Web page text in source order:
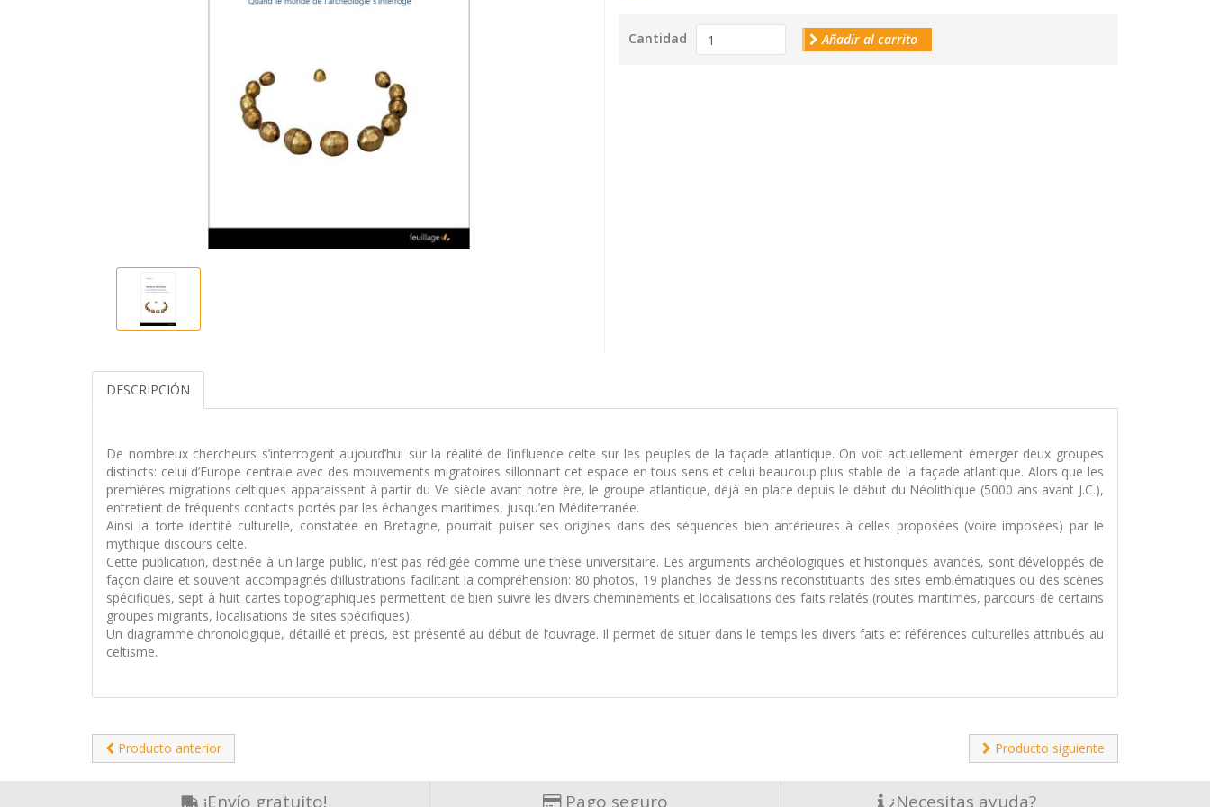
Cantidad Añadir al carrito
DESCRIPCIÓN
De nombreux chercheurs s’interrogent aujourd’hui sur la réalité de l’influence celte sur les peuples de la façade atlantique. On voit actuellement émerger deux groupes
distincts: celui d’Europe centrale avec des mouvements migratoires sillonnant cet espace en tous sens et celui beaucoup plus stable de la façade atlantique. Alors que les
premières migrations celtiques apparaissent à partir du Ve siècle avant notre ère, le groupe atlantique, déjà en place depuis le début du Néolithique (5000 ans avant J.C.),
entretient de fréquents contacts portés par les échanges maritimes, jusqu’en Méditerranée.
Ainsi la forte identité culturelle, constatée en Bretagne, pourrait puiser ses origines dans des séquences bien antérieures à celles proposées (voire imposées) par le
mythique discours celte.
Cette publication, destinée à un large public, n’est pas rédigée comme une thèse universitaire. Les arguments archéologiques et historiques avancés, sont développés de
façon claire et souvent accompagnés d’illustrations facilitant la compréhension: 80 photos, 19 planches de dessins reconstituants des sites emblématiques ou des scènes
spécifiques, sept à huit cartes topographiques permettent de bien suivre les divers cheminements et localisations des faits relatés (routes maritimes, parcours de certains
groupes migrants, localisations de sites spécifiques).
Un diagramme chronologique, détaillé et précis, est présenté au début de l’ouvrage. Il permet de situer dans le temps les divers faits et références culturelles attribués au
celtisme.
Producto anterior Producto siguiente
¡Envío gratuito! Pago seguro ¿Necesitas ayuda?